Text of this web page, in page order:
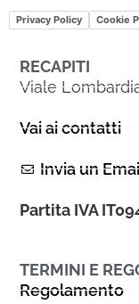
Privacy Policy Cookie
RECAPITI
Viale
Vai ai contatti
Invia un
Partita IVA
TERMINI E
Regolamento